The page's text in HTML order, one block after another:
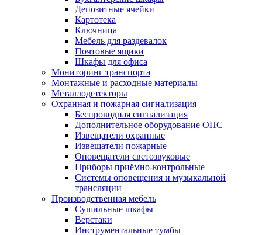
Депозитные ячейки
Картотека
Ключница
Мебель для раздевалок
Почтовые ящики
Шкафы для офиса
Мониторинг транспорта
Монтажные и расходные материалы
Металлодетекторы
Охранная и пожарная сигнализация
Беспроводная сигнализация
Дополнительное оборудование ОПС
Извещатели охранные
Извещатели пожарные
Оповещатели светозвуковые
Приборы приёмно-контрольные
Системы оповещения и музыкальной
трансляции
Производственная мебель
Cушильные шкафы
Верстаки
Инструментальные тумбы